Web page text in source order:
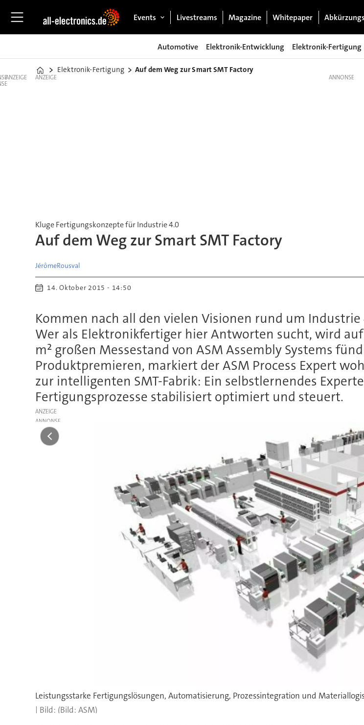
Events Livestreams Magazine Whitepaper
Automotive Elektronik-Entwicklung Elektronik-Fertigung
Home
Elektronik-Fertigung Auf dem Weg zur Smart SMT Factory
ANZEIGE ANZEIGE
Kluge Fertigungskonzepte für Industrie 4.0
Auf dem Weg zur Smart SMT Factory
JérômeRousval
14. Oktober 2015 - 14:50
Kommen nach all den vielen Visionen rund um
Wer als Elektronikfertiger hier Antworten sucht, wird
m² großen Messestand von ASM Assembly Systems
Produktpremieren, markiert der ASM Process Expert
zur intelligenten SMT-Fabrik: Ein selbstlernendes
Fertigungsprozesse stabilisiert optimiert und steuert.
ANZEIGE
(Bild: ASM)